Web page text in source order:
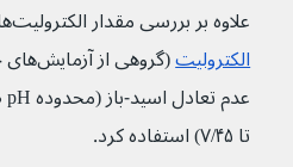
علاوه بر بررسی مقدار الکترولیت‌ها در خون، می‌توان از
الکترولیت
تا ۷/۴۵) استفاده کرد.